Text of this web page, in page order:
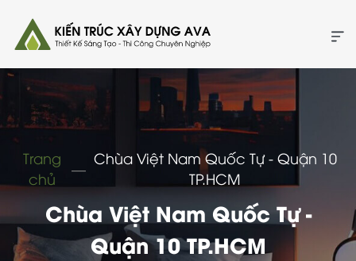
Trang
chủ
―
Chùa Việt Nam Quốc Tự - Quận 10
TP.HCM
Chùa Việt Nam Quốc Tự -
Quận 10 TP.HCM